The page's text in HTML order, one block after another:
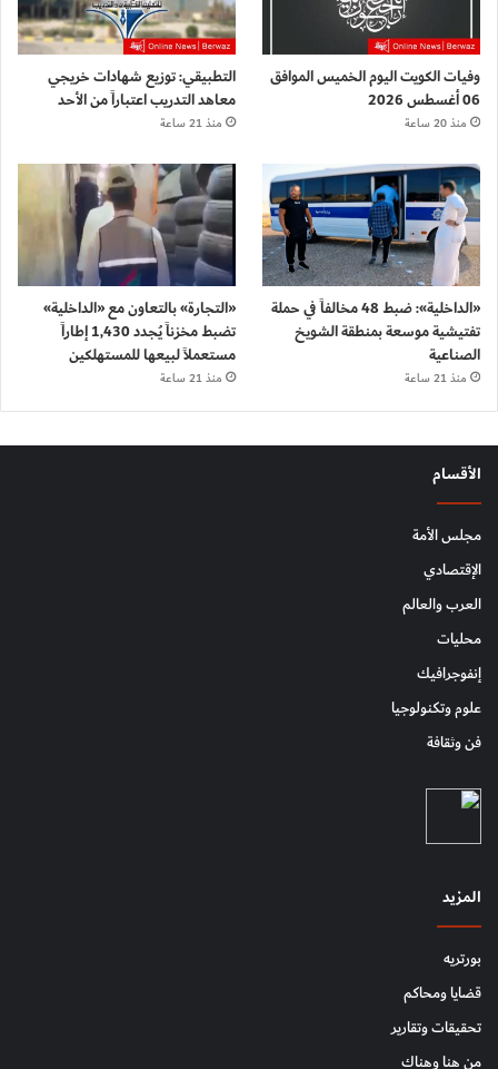
وفيات الكويت اليوم الخميس الموافق
06 أغسطس 2026
منذ 20 ساعة
التطبيقي: توزيع شهادات خريجي
معاهد التدريب اعتباراً من الأحد
منذ 21 ساعة
«الداخلية»: ضبط 48 مخالفاً في حملة
تفتيشية موسعة بمنطقة الشويخ
الصناعية
منذ 21 ساعة
«التجارة» بالتعاون مع «الداخلية»
تضبط مخزناً يُجدد 1,430 إطاراً
مستعملاً لبيعها للمستهلكين
منذ 21 ساعة
الأقسام
مجلس الأمة
الإقتصادي
العرب والعالم
محليات
إنفوجرافيك
علوم وتكنولوجيا
فن وثقافة
المزيد
بورتريه
قضايا ومحاكم
تحقيقات وتقارير
من هنا وهناك